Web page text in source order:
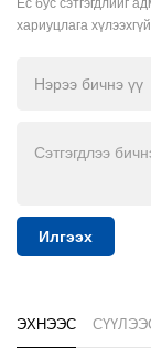
хариуцлага
Илгээх
ЭХНЭЭС